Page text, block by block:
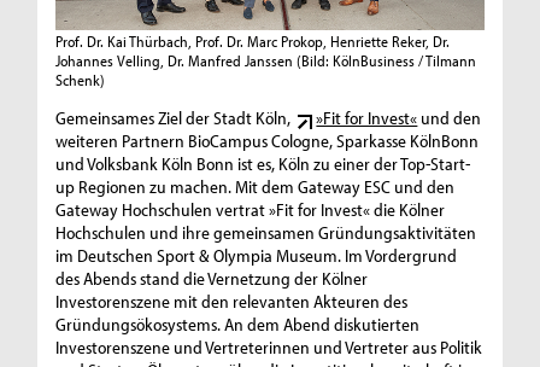
Prof. Dr. Kai Thürbach, Prof. Dr. Marc Prokop, Henriette Reker, Dr.
Johannes Velling, Dr. Manfred Janssen (Bild: KölnBusiness / Tilmann
Schenk)
Gemeinsames Ziel der Stadt Köln, »Fit for Invest« und den
weiteren Partnern BioCampus Cologne, Sparkasse KölnBonn
und Volksbank Köln Bonn ist es, Köln zu einer der Top-Start-
up Regionen zu machen. Mit dem Gateway ESC und den
Gateway Hochschulen vertrat »Fit for Invest« die Kölner
Hochschulen und ihre gemeinsamen Gründungsaktivitäten
im Deutschen Sport & Olympia Museum. Im Vordergrund
des Abends stand die Vernetzung der Kölner
Investorenszene mit den relevanten Akteuren des
Gründungsökosystems. An dem Abend diskutierten
Investorenszene und Vertreterinnen und Vertreter aus Politik